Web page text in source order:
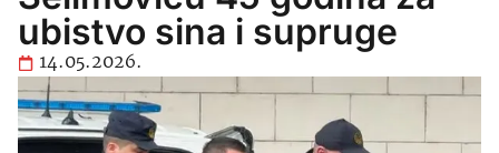
ubistvo sina i supruge
14.05.2026.